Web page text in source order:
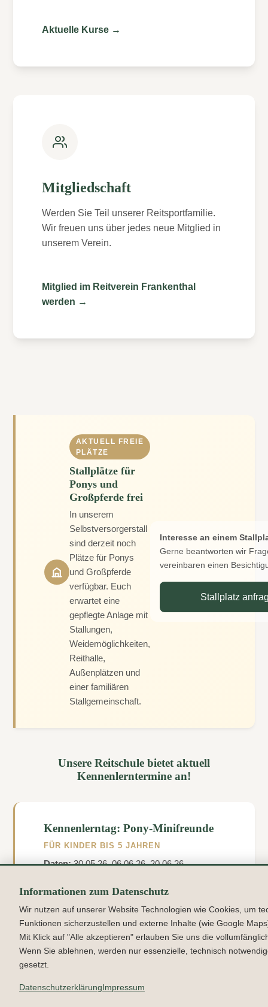
Aktuelle Kurse →
Mitgliedschaft
Werden Sie Teil unserer Reitsportfamilie.
Wir freuen uns über jedes neue Mitglied in
unserem Verein.
Mitglied im Reitverein Frankenthal
werden →
AKTUELL FREIE
PLÄTZE
Stallplätze für
Ponys und
Großpferde frei
In unserem
Selbstversorgerstall
sind derzeit noch
Plätze für Ponys
und Großpferde
verfügbar. Euch
erwartet eine
gepflegte Anlage mit
Stallungen,
Weidemöglichkeiten,
Reithalle,
Außenplätzen und
einer familiären
Stallgemeinschaft.
Interesse an einem
Gerne beantworten wir
vereinbaren einen
Stallplatz
Unsere Reitschule bietet aktuell
Kennenlerntermine an!
Kennenlerntag: Pony-Minifreunde
FÜR KINDER BIS 5 JAHREN
Daten:30.05.26, 06.06.26, 20.06.26
Kennenlerntag: Ponyfreunde
FÜR KINDER VON 5-8 JAHREN
Daten:
26.06.26
Informationen zum Datenschutz
Wir nutzen auf unserer Website Technologien wie Cookies, um
Funktionen sicherzustellen und externe Inhalte (wie Google
Mit Klick auf "Alle akzeptieren" erlauben Sie uns die
Wenn Sie ablehnen, werden nur essenzielle, technisch
gesetzt.
Datenschutzerklärung Impressum